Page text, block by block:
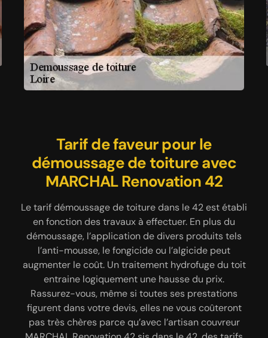
Previous Next
Tarif de faveur pour le
démoussage de toiture avec
MARCHAL Renovation 42
Le tarif démoussage de toiture dans le 42 est établi
en fonction des travaux à effectuer. En plus du
démoussage, l’application de divers produits tels
l’anti-mousse, le fongicide ou l’algicide peut
augmenter le coût. Un traitement hydrofuge du toit
entraine logiquement une hausse du prix.
Rassurez-vous, même si toutes ses prestations
figurent dans votre devis, elles ne vous coûteront
pas très chères parce qu’avec l’artisan couvreur
Couvreur MARCHAL
Renovation 42 pour le
démoussage de votre toiture
Le développement des végétaux sur la toiture
constitue un vrai danger pour son étanchéité. D’un
point de vue esthétique, la prolifération des
mousses, des lichens et des algues rend la toiture
et la maison entière inélégante. Ils ne valorisent pas
la maison. La meilleure solution, c’est de les
éradiquer en confiant les travaux à un
professionnel tel le couvreur pour démoussage de
toiture MARCHAL Renovation 42 basé dans le 42.
MARCHAL Renovation 42
effectue le démoussage de
tuile dans le 42
Les tuiles en terre cuite et celles en fibrociment
doivent être entretenues de manière régulière
sinon les mousses, les lichens et autres
champignons se développeront facilement. Ces
végétaux ont le pouvoir de retenir l’eau sur les
tuiles ce qui va finir par les endommager. Le côté
esthétique est aussi atteint parce que les tuiles
pleines de mousses ont tendance à devenir
noirâtres ou verdâtres. MARCHAL Renovation 42